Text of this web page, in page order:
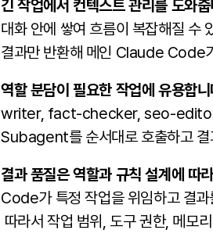
긴 작업에서 컨텍스트 관리를 도와
대화 안에 쌓여 흐름이 복잡해질
결과만 반환해 메인 Claude Code
역할 분담이 필요한 작업에 유용합
writer, fact-checker, seo-editor
Subagent를 순서대로 호출하고 결
결과 품질은 역할과 규칙 설계에 따
Code가 특정 작업을 위임하고 결
따라서 작업 범위, 도구 권한, 메모